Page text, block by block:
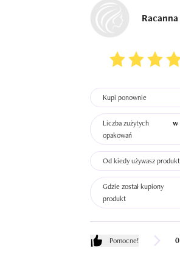
Racanna
Kupi ponownie
Liczba zużytych
opakowań
w
Od kiedy używasz
Gdzie został kupiony
produkt
Pomocne!